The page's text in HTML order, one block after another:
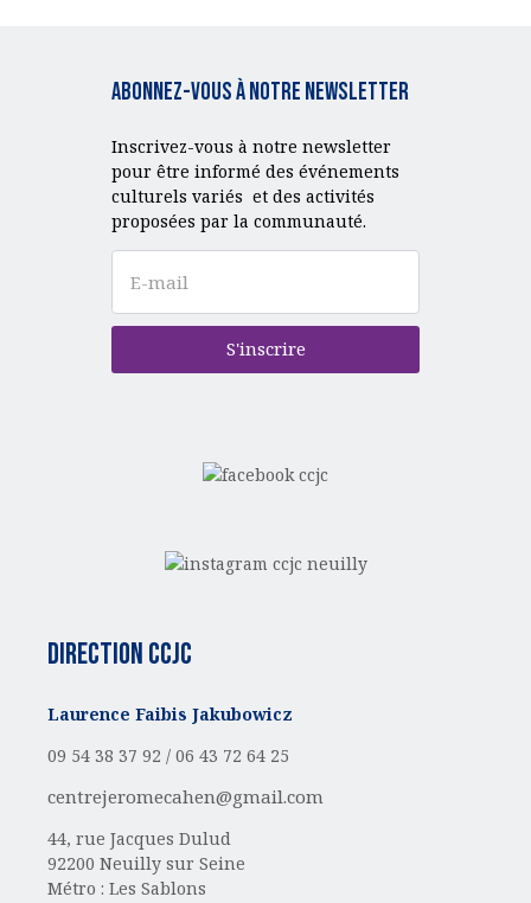
Abonnez-vous à notre Newsletter
Inscrivez-vous à notre newsletter
pour être informé des événements
culturels variés et des activités
proposées par la communauté.
S'inscrire
Direction CCJC
Laurence Faibis Jakubowicz
09 54 38 37 92 / 06 43 72 64 25
centrejeromecahen@gmail.com
44, rue Jacques Dulud
92200 Neuilly sur Seine
Métro : Les Sablons